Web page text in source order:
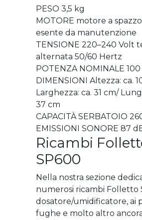
PESO 3,5 kg
MOTORE motore a
esente da manutenzione
TENSIONE 220–240 Volt
alternata 50/60 Hertz
POTENZA NOMINALE
DIMENSIONI Altezza: ca.
Larghezza: ca. 31 cm/
37 cm
CAPACITÀ SERBATOIO
EMISSIONI SONORE 87
Ricambi
SP600
Nella nostra sezione
numerosi ricambi Folletto
dosatore/umidificatore, ai
fughe e molto altro